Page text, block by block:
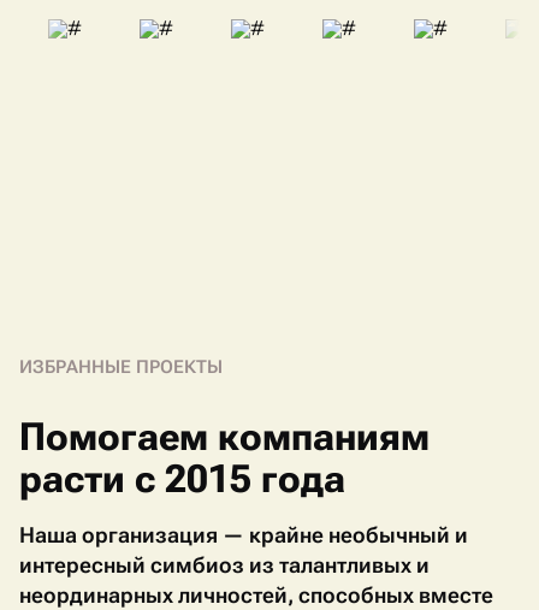
ИЗБРАННЫЕ ПРОЕКТЫ
Помогаем компаниям
расти с 2015 года
Наша организация — крайне необычный и
интересный симбиоз из талантливых и
неординарных личностей, способных вместе